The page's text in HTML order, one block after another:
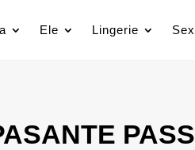
Ele Lingerie